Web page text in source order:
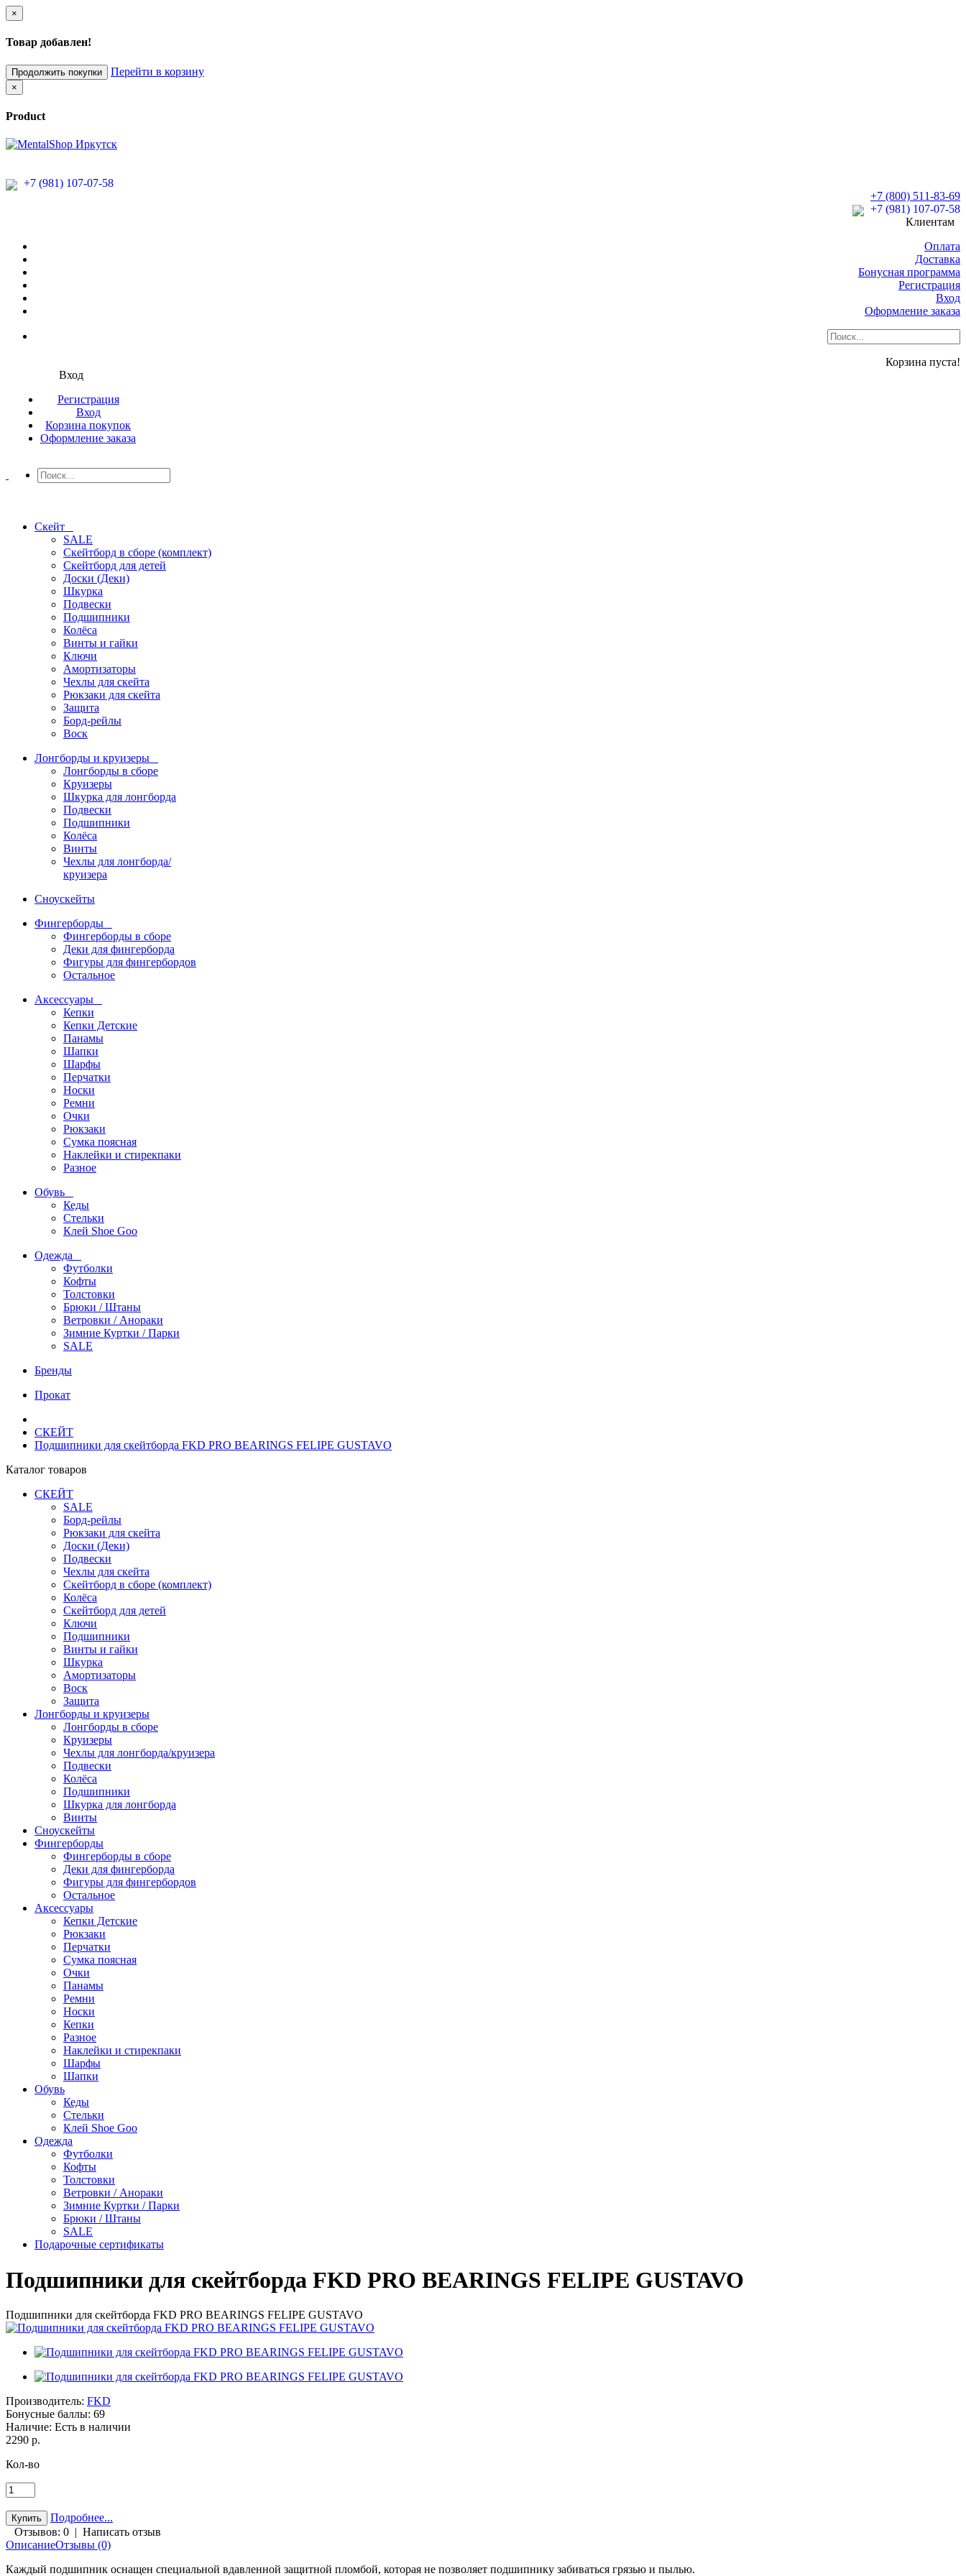
×
Товар добавлен!
Продолжить покупки Перейти в корзину
×
Product
+7 (981) 107-07-58
+7 (800) 511-83-69
+7 (981) 107-07-58
Клиентам
Оплата
Доставка
Бонусная программа
Регистрация
Вход
Оформление заказа
Корзина пуста!
Вход
Регистрация
Вход
Корзина покупок
Оформление заказа
Скейт
SALE
Скейтборд в сборе (комплект)
Скейтборд для детей
Доски (Деки)
Шкурка
Подвески
Подшипники
Колёса
Винты и гайки
Ключи
Амортизаторы
Чехлы для скейта
Рюкзаки для скейта
Защита
Борд-рейлы
Воск
Лонгборды и круизеры
Лонгборды в сборе
Круизеры
Шкурка для лонгборда
Подвески
Подшипники
Колёса
Винты
Чехлы для лонгборда/
круизера
Сноускейты
Фингерборды
Фингерборды в сборе
Деки для фингерборда
Фигуры для фингербордов
Остальное
Аксессуары
Кепки
Кепки Детские
Панамы
Шапки
Шарфы
Перчатки
Носки
Ремни
Очки
Рюкзаки
Сумка поясная
Наклейки и стирекпаки
Разное
Обувь
Кеды
Стельки
Клей Shoe Goo
Одежда
Футболки
Кофты
Толстовки
Брюки / Штаны
Ветровки / Анораки
Зимние Куртки / Парки
SALE
Бренды
Прокат
СКЕЙТ
Подшипники для скейтборда FKD PRO BEARINGS FELIPE GUSTAVO
Каталог товаров
СКЕЙТ
SALE
Борд-рейлы
Рюкзаки для скейта
Доски (Деки)
Подвески
Чехлы для скейта
Скейтборд в сборе (комплект)
Колёса
Скейтборд для детей
Ключи
Подшипники
Винты и гайки
Шкурка
Амортизаторы
Воск
Защита
Лонгборды и круизеры
Лонгборды в сборе
Круизеры
Чехлы для лонгборда/круизера
Подвески
Колёса
Подшипники
Шкурка для лонгборда
Винты
Сноускейты
Фингерборды
Фингерборды в сборе
Деки для фингерборда
Фигуры для фингербордов
Остальное
Аксессуары
Кепки Детские
Рюкзаки
Перчатки
Сумка поясная
Очки
Панамы
Ремни
Носки
Кепки
Разное
Наклейки и стирекпаки
Шарфы
Шапки
Обувь
Кеды
Стельки
Клей Shoe Goo
Одежда
Футболки
Кофты
Толстовки
Ветровки / Анораки
Зимние Куртки / Парки
Брюки / Штаны
SALE
Подарочные сертификаты
Подшипники для скейтборда FKD PRO BEARINGS FELIPE GUSTAVO
Подшипники для скейтборда FKD PRO BEARINGS FELIPE GUSTAVO
Производитель: FKD
Бонусные баллы: 69
Наличие: Есть в наличии
2290 р.
Кол-во
Подробнее...
Отзывов: 0 | Написать отзыв
ОписаниеОтзывы (0)
Каждый подшипник оснащен специальной вдавленной защитной пломбой, которая не позволяет подшипнику забиваться грязью и пылью.